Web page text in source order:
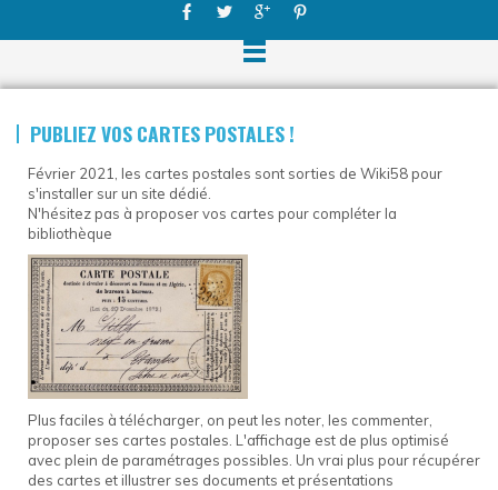
PUBLIEZ VOS CARTES POSTALES !
Février 2021, les cartes postales sont sorties de Wiki58 pour
s'installer sur un site dédié.
N'hésitez pas à proposer vos cartes pour compléter la
bibliothèque
Plus faciles à télécharger, on peut les noter, les commenter,
proposer ses cartes postales. L'affichage est de plus optimisé
avec plein de paramétrages possibles. Un vrai plus pour récupérer
des cartes et illustrer ses documents et présentations